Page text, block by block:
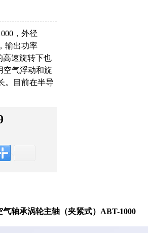
，外径
输出功率
高速旋转下也
空气浮动和旋
。目前在半导
轴承涡轮主轴（夹紧式）ABT-1000